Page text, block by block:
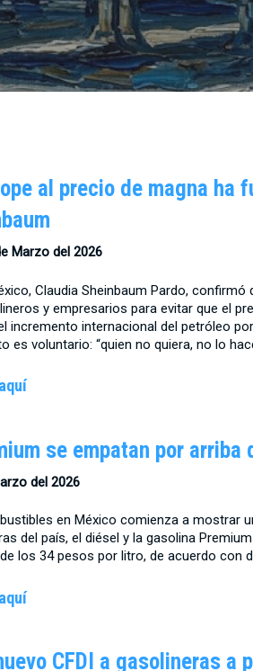
al precio de magna ha
Marzo del 2026
Claudia Sheinbaum Pardo,
y empresarios para evitar que el
incremento internacional del petróleo
es voluntario: “quien no quiera, no lo
se empatan por
del 2026
en México comienza a mostrar
del país, el diésel y la gasolina
los 34 pesos por litro, de acuerdo con
CFDI a gasolineras a